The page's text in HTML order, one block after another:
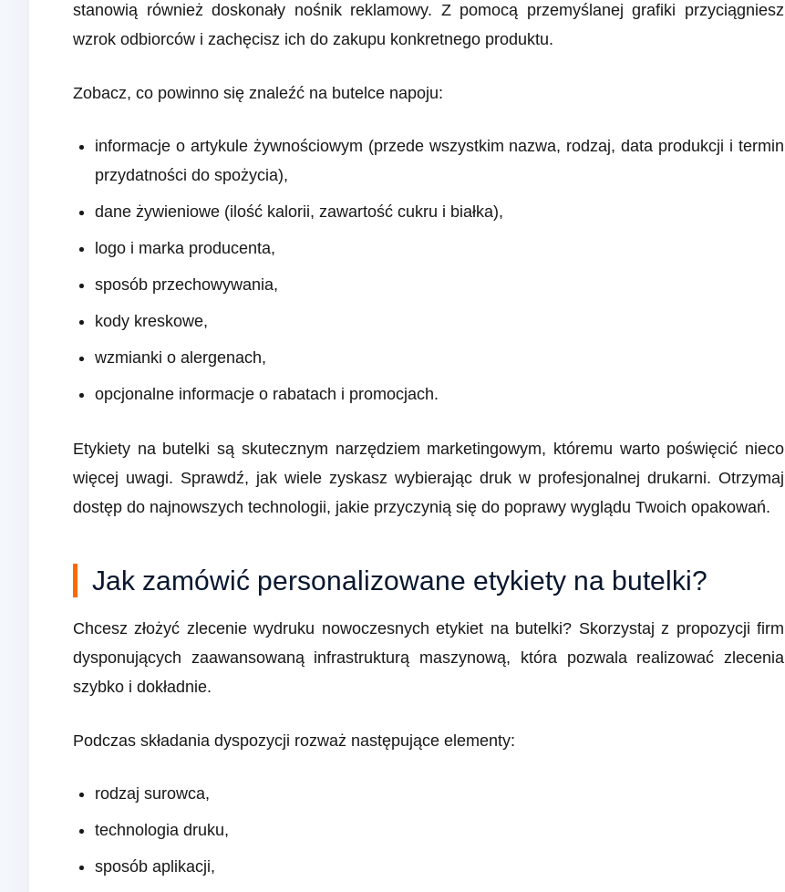
stanowią również doskonały nośnik reklamowy. Z pomocą przemyślanej grafiki przyciągniesz
wzrok odbiorców i zachęcisz ich do zakupu konkretnego produktu.
Zobacz, co powinno się znaleźć na butelce napoju:
informacje o artykule żywnościowym (przede wszystkim nazwa, rodzaj, data produkcji i termin
przydatności do spożycia),
dane żywieniowe (ilość kalorii, zawartość cukru i białka),
logo i marka producenta,
sposób przechowywania,
kody kreskowe,
wzmianki o alergenach,
opcjonalne informacje o rabatach i promocjach.
Etykiety na butelki są skutecznym narzędziem marketingowym, któremu warto poświęcić nieco
więcej uwagi. Sprawdź, jak wiele zyskasz wybierając druk w profesjonalnej drukarni. Otrzymaj
dostęp do najnowszych technologii, jakie przyczynią się do poprawy wyglądu Twoich opakowań.
Jak zamówić personalizowane etykiety na butelki?
Chcesz złożyć zlecenie wydruku nowoczesnych etykiet na butelki? Skorzystaj z propozycji firm
dysponujących zaawansowaną infrastrukturą maszynową, która pozwala realizować zlecenia
szybko i dokładnie.
Podczas składania dyspozycji rozważ następujące elementy:
rodzaj surowca,
technologia druku,
sposób aplikacji,